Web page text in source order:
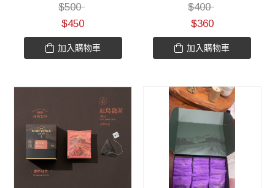
$500
$450
加入購物車
$400
$360
加入購物車